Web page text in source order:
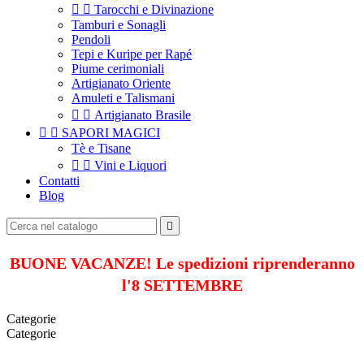
  Tarocchi e Divinazione
Tamburi e Sonagli
Pendoli
Tepi e Kuripe per Rapé
Piume cerimoniali
Artigianato Oriente
Amuleti e Talismani
  Artigianato Brasile
  SAPORI MAGICI
Tè e Tisane
  Vini e Liquori
Contatti
Blog

BUONE VACANZE! Le spedizioni riprenderanno
l'8 SETTEMBRE
Categorie
Categorie